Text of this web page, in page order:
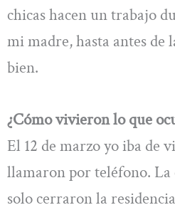
chicas hacen un trabajo
mi madre, hasta antes de
bien.
¿Cómo vivieron lo que
El 12 de marzo yo iba de
llamaron por teléfono. La
solo cerraron la